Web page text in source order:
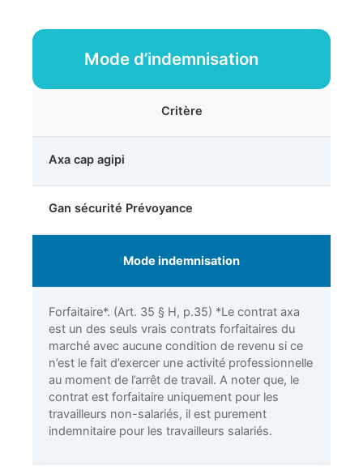
Mode d’indemnisation
Critère
Axa cap agipi
Gan sécurité Prévoyance
Mode indemnisation
Forfaitaire*. (Art. 35 § H, p.35) *Le contrat axa
est un des seuls vrais contrats forfaitaires du
marché avec aucune condition de revenu si ce
n’est le fait d’exercer une activité professionnelle
au moment de l’arrêt de travail. A noter que, le
contrat est forfaitaire uniquement pour les
travailleurs non-salariés, il est purement
indemnitaire pour les travailleurs salariés.